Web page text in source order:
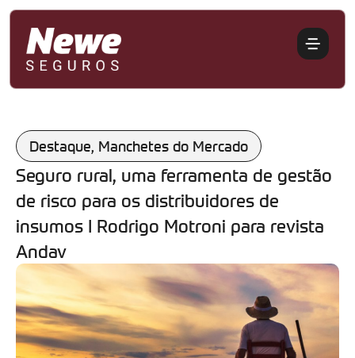
Destaque, Manchetes do Mercado
Seguro rural, uma ferramenta de gestão
de risco para os distribuidores de
insumos I Rodrigo Motroni para revista
Andav